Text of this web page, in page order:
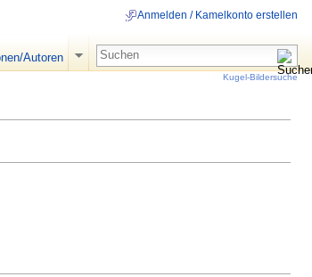
Anmelden / Kamelkonto erstellen
Autoren
Kugel-Bildersuche